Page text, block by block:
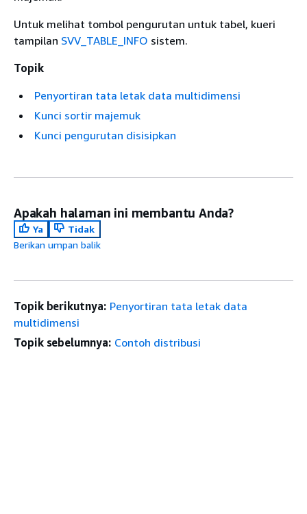
Untuk melihat tombol pengurutan untuk tabel, kueri
tampilan SVV_TABLE_INFO sistem.
Topik
Penyortiran tata letak data multidimensi
Kunci sortir majemuk
Kunci pengurutan disisipkan
Apakah halaman ini membantu Anda?
Ya
Tidak
Berikan umpan balik
Topik berikutnya: Penyortiran tata letak data
multidimensi
Topik sebelumnya: Contoh distribusi